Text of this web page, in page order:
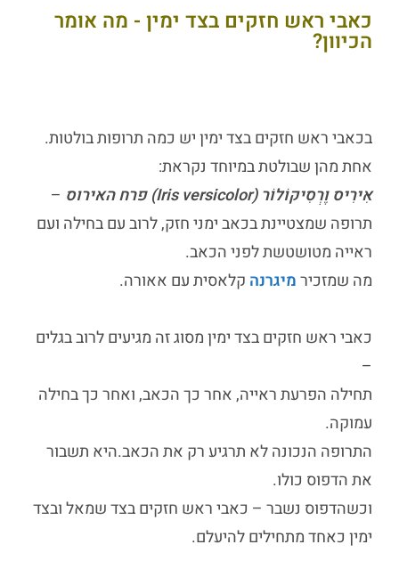
כאבי ראש חזקים בצד ימין - מה אומר
הכיוון?
בכאבי ראש חזקים בצד ימיןיש כמה תרופות בולטות.
אחת מהן שבולטת במיוחד נקראת:
אִירִיס וֶרְסִיקוֹלוֹר (Iris versicolor) פרח האירוס
–
תרופה שמצטיינת בכאב ימני חזק, לרוב עם בחילה ועם
ראייה מטושטשת לפני הכאב.
מה שמזכירמיגרנה קלאסית עם אאורה.
כאבי ראש חזקים בצד ימיןמסוג זה מגיעים לרוב בגלים
–
תחילה הפרעת ראייה, אחר כך הכאב, ואחר כך בחילה
עמוקה.
התרופה הנכונה לא תרגיע רק את הכאב.היא תשבור
את הדפוס כולו.
וכשהדפוס נשבר – כאבי ראש חזקים בצד שמאלובצד
ימין כאחד מתחילים להיעלם.